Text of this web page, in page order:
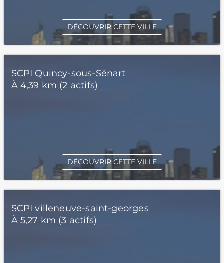
DÉCOUVRIR CETTE VILLE
SCPI Quincy-sous-Sénart
À 4,39 km (2 actifs)
DÉCOUVRIR CETTE VILLE
SCPI villeneuve-saint-georges
À 5,27 km (3 actifs)